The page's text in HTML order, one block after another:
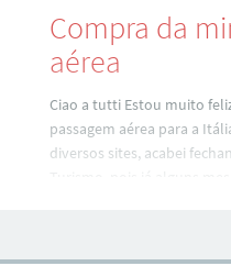
Compra da
aérea
Ciao a tutti Estou muito
passagem aérea para a
diversos sites, acabei